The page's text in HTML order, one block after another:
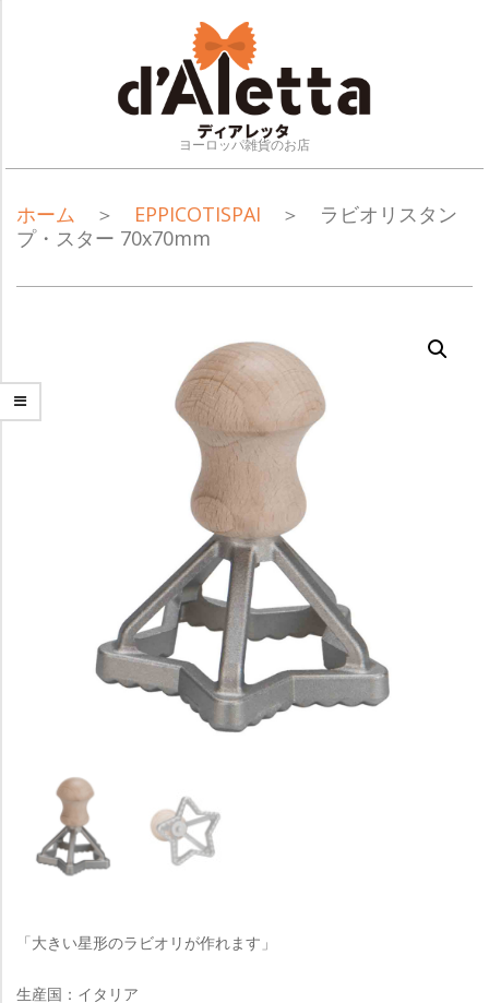
ヨーロッパ雑貨のお店
NAVIGATION
MENU
ホーム ＞ EPPICOTISPAI ＞ ラビオリスタン
プ・スター 70x70mm
「大きい星形のラビオリが作れます」
生産国：イタリア